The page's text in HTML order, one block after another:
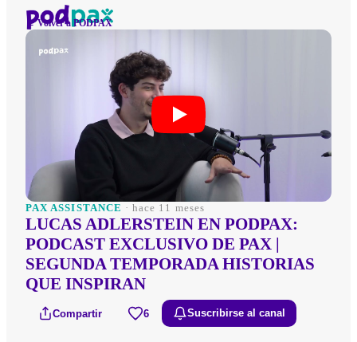
← Volver a PODPAX
PAX ASSISTANCE · hace 11 meses
LUCAS ADLERSTEIN EN PODPAX:
PODCAST EXCLUSIVO DE PAX |
SEGUNDA TEMPORADA HISTORIAS
QUE INSPIRAN
Compartir 6 Suscribirse al canal